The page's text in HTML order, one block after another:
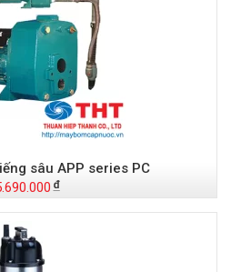
sâu APP series PC